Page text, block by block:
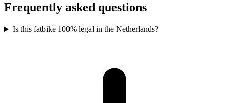
Frequently asked questions
Is this fatbike 100% legal in the Netherlands?